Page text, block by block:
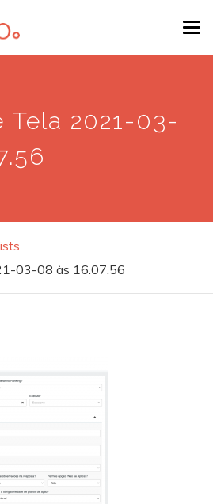
Tela 2021-03-
03-08 às 16.07.56